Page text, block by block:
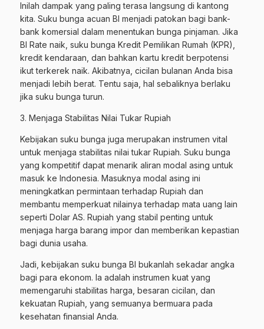
Inilah dampak yang paling terasa langsung di kantong
kita. Suku bunga acuan BI menjadi patokan bagi bank-
bank komersial dalam menentukan bunga pinjaman. Jika
BI Rate naik, suku bunga Kredit Pemilikan Rumah (KPR),
kredit kendaraan, dan bahkan kartu kredit berpotensi
ikut terkerek naik. Akibatnya, cicilan bulanan Anda bisa
menjadi lebih berat. Tentu saja, hal sebaliknya berlaku
jika suku bunga turun.
3. Menjaga Stabilitas Nilai Tukar Rupiah
Kebijakan suku bunga juga merupakan instrumen vital
untuk menjaga stabilitas nilai tukar Rupiah. Suku bunga
yang kompetitif dapat menarik aliran modal asing untuk
masuk ke Indonesia. Masuknya modal asing ini
meningkatkan permintaan terhadap Rupiah dan
membantu memperkuat nilainya terhadap mata uang lain
seperti Dolar AS. Rupiah yang stabil penting untuk
menjaga harga barang impor dan memberikan kepastian
bagi dunia usaha.
Jadi, kebijakan suku bunga BI bukanlah sekadar angka
bagi para ekonom. Ia adalah instrumen kuat yang
memengaruhi stabilitas harga, besaran cicilan, dan
kekuatan Rupiah, yang semuanya bermuara pada
kesehatan finansial Anda.